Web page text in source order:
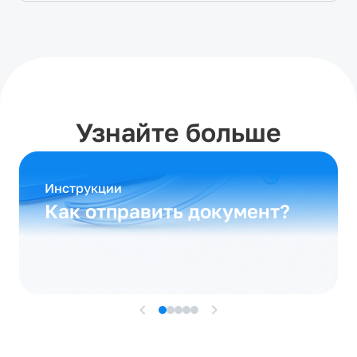
Узнайте больше
Инструкции
Как отправить документ?